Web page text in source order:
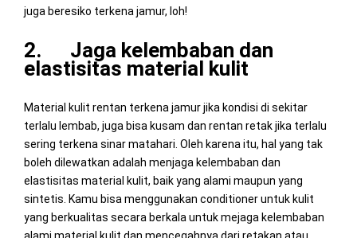
juga beresiko terkena jamur, loh!
2. Jaga kelembaban dan
elastisitas material kulit
Material kulit rentan terkena jamur jika kondisi di sekitar
terlalu lembab, juga bisa kusam dan rentan retak jika terlalu
sering terkena sinar matahari. Oleh karena itu, hal yang tak
boleh dilewatkan adalah menjaga kelembaban dan
elastisitas material kulit, baik yang alami maupun yang
sintetis. Kamu bisa menggunakan conditioner untuk kulit
yang berkualitas secara berkala untuk mejaga kelembaban
alami material kulit dan mencegahnya dari retakan atau